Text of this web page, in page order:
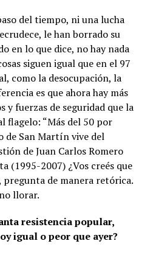
del tiempo, ni una lucha
le han borrado su
en lo que dice, no hay nada
siguen igual que en el 97
como la desocupación, la
es que ahora hay más
y fuerzas de seguridad que la
flagelo: “Más del 50 por
de San Martín vive del
de Juan Carlos Romero
(1995-2007) ¿Vos creés que
pregunta de manera retórica.
llorar.
resistencia popular,
igual o peor que ayer?